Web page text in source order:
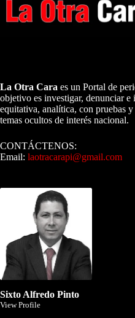
La Otra Cara es un Portal de
objetivo es investigar, denunciar e
equitativa, analítica, con pruebas
temas ocultos de interés nacional.
CONTÁCTENOS:
Email: laotracarapi@gmail.com
Sixto Alfredo Pinto
View Profile